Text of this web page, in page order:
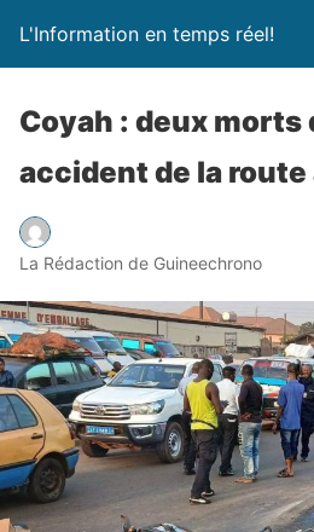
L'Information en temps réel!
Coyah : deux morts
accident de la route
La Rédaction de Guineechrono